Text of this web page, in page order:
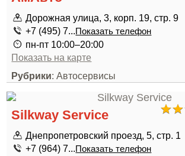
Дорожная улица, 3, корп. 19, стр. 9
+7 (495) 7...Показать телефон
пн-пт 10:00–20:00
Показать на карте
Рубрики: Автосервисы
Silkway Service
Днепропетровский проезд, 5, стр. 1
+7 (964) 7...Показать телефон